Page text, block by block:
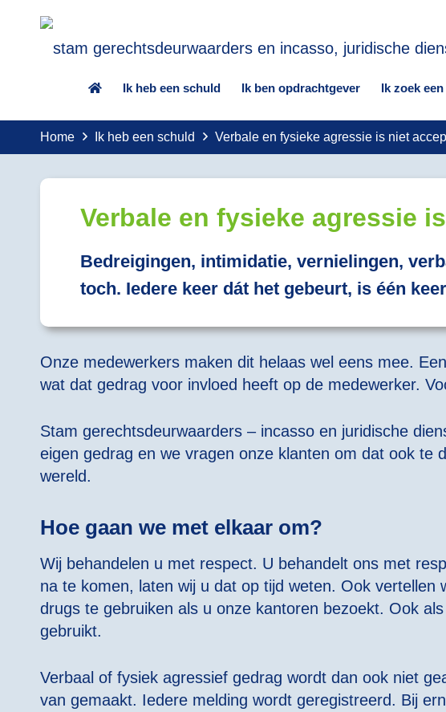
Ik heb een schuld Ik ben opdrachtgever Ik zoek
Home Ik heb een schuld Verbale en fysieke agressie is niet
Verbale en fysieke agressie
Bedreigingen, intimidatie, vernielingen,
toch. Iedere keer dát het gebeurt, is één
Onze medewerkers maken dit helaas wel eens mee.
wat dat gedrag voor invloed heeft op de medewerker.
Stam gerechtsdeurwaarders – incasso en juridische
eigen gedrag en we vragen onze klanten om dat ook te
wereld.
Hoe gaan we met elkaar om?
Wij behandelen u met respect. U behandelt ons met
na te komen, laten wij u dat op tijd weten. Ook
drugs te gebruiken als u onze kantoren bezoekt. Ook
gebruikt.
Verbaal of fysiek agressief gedrag wordt dan ook niet
van gemaakt. Iedere melding wordt geregistreerd. Bij